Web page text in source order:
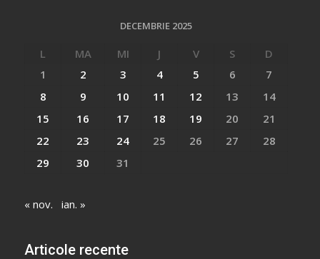
DECEMBRIE 2025
L MA MI J V S
D
1
2 3 4 5 6
7
8
9 10 11 12 13
14
15
16 17 18 19 20
21
22
23 24 25 26 27
28
29
30 31
« nov. ian. »
Articole recente